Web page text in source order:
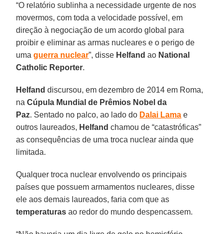
“O relatório sublinha a necessidade urgente de nos
movermos, com toda a velocidade possível, em
direção à negociação de um acordo global para
proibir e eliminar as armas nucleares e o perigo de
umaguerra nuclear”, disse Helfand ao National
Catholic Reporter.
Helfand discursou, em dezembro de 2014 em Roma,
naCúpula Mundial de Prêmios Nobel da
Paz. Sentado no palco, ao lado do Dalai Lama e
outros laureados, Helfand chamou de “catastróficas”
as consequências de uma troca nuclear ainda que
limitada.
Qualquer troca nuclear envolvendo os principais
países que possuem armamentos nucleares, disse
ele aos demais laureados, faria com que as
temperaturas ao redor do mundo despencassem.